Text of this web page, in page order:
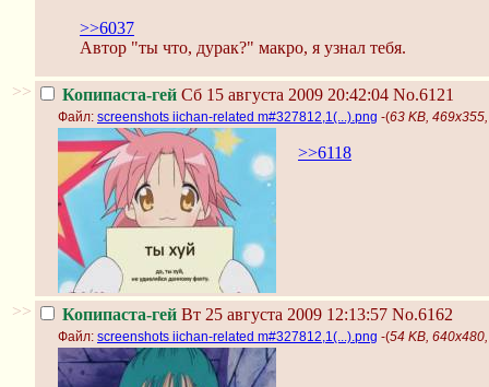
>>6037
Автор "ты что, дурак?" макро, я узнал тебя.
>> Копипаста-гей Сб 15 августа 2009 20:42:04 No.6121
Файл: screenshots iichan-related m#327812,1(...).png -(63 KB,
>>6118
>> Копипаста-гей Вт 25 августа 2009 12:13:57 No.6162
Файл: screenshots iichan-related m#327812,1(...).png -(54 KB,